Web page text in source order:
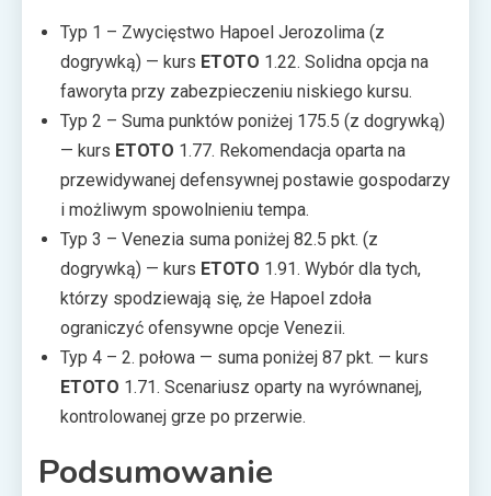
Typ 1 – Zwycięstwo Hapoel Jerozolima (z
dogrywką) — kurs ETOTO 1.22. Solidna opcja na
faworyta przy zabezpieczeniu niskiego kursu.
Typ 2 – Suma punktów poniżej 175.5 (z dogrywką)
— kurs ETOTO 1.77. Rekomendacja oparta na
przewidywanej defensywnej postawie gospodarzy
i możliwym spowolnieniu tempa.
Typ 3 – Venezia suma poniżej 82.5 pkt. (z
dogrywką) — kurs ETOTO 1.91. Wybór dla tych,
którzy spodziewają się, że Hapoel zdoła
ograniczyć ofensywne opcje Venezii.
Typ 4 – 2. połowa — suma poniżej 87 pkt. — kurs
ETOTO 1.71. Scenariusz oparty na wyrównanej,
kontrolowanej grze po przerwie.
Podsumowanie